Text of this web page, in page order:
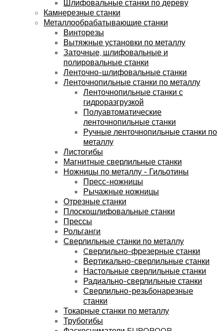
Шлифовальные станки по дереву
Камнерезные станки
Металлообрабатывающие станки
Винторезы
Вытяжные установки по металлу
Заточные, шлифовальные и
полировальные станки
Ленточно-шлифовальные станки
Ленточнопильные станки по металлу
Ленточнопильные станки с
гидроразгрузкой
Полуавтоматические
ленточнопильные станки
Ручные ленточнопильные станки по
металлу
Листогибы
Магнитные сверлильные станки
Ножницы по металлу - Гильотины
Пресс-ножницы
Рычажные ножницы
Отрезные станки
Плоскошлифовальные станки
Прессы
Рольганги
Сверлильные станки по металлу
Cверлильно-фрезерные станки
Вертикально-сверлильные станки
Настольные сверлильные станки
Радиально-сверлильные станки
Сверлильно-резьбонарезные
станки
Токарные станки по металлу
Трубогибы